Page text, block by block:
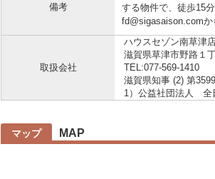
備考
する物件で、徒歩15
fd@sigasaison.comか
取扱会社
ハウスセゾン南草津
滋賀県草津市野路１
TEL:077-569-1410
滋賀県知事 (2) 第
1）公益社団法人 全
マップ MAP